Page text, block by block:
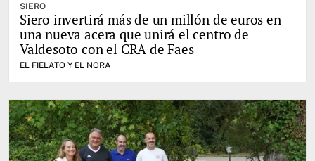
SIERO
Siero invertirá más de un millón de euros en
una nueva acera que unirá el centro de
Valdesoto con el CRA de Faes
EL FIELATO Y EL NORA